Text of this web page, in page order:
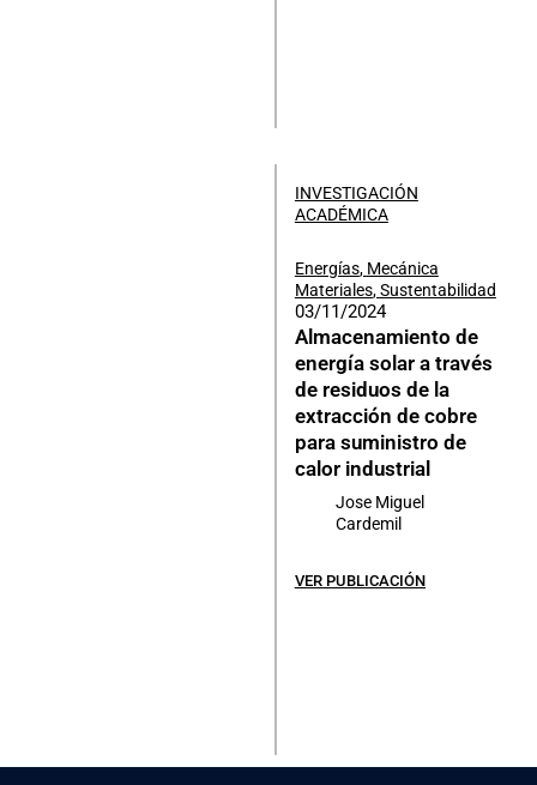
INVESTIGACIÓN
ACADÉMICA
Energías, Mecánica
Materiales,Sustentabilidad
03/11/2024
Almacenamiento de
energía solar a través
de residuos de la
extracción de cobre
para suministro de
calor industrial
Jose Miguel
Cardemil
VER PUBLICACIÓN